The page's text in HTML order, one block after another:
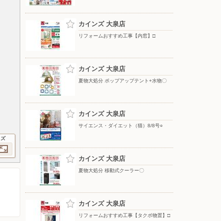
カインズ 大泉店
リフォームおすすめ工事【内窓】□
カインズ 大泉店
夏物大処分 ポップアップテント+水物〇
カインズ 大泉店
サイエンス・ダイエット（猫）8/8号○
カインズ 大泉店
夏物大処分 移動式クーラー〇
カインズ 大泉店
リフォームおすすめ工事【タクボ物置】□